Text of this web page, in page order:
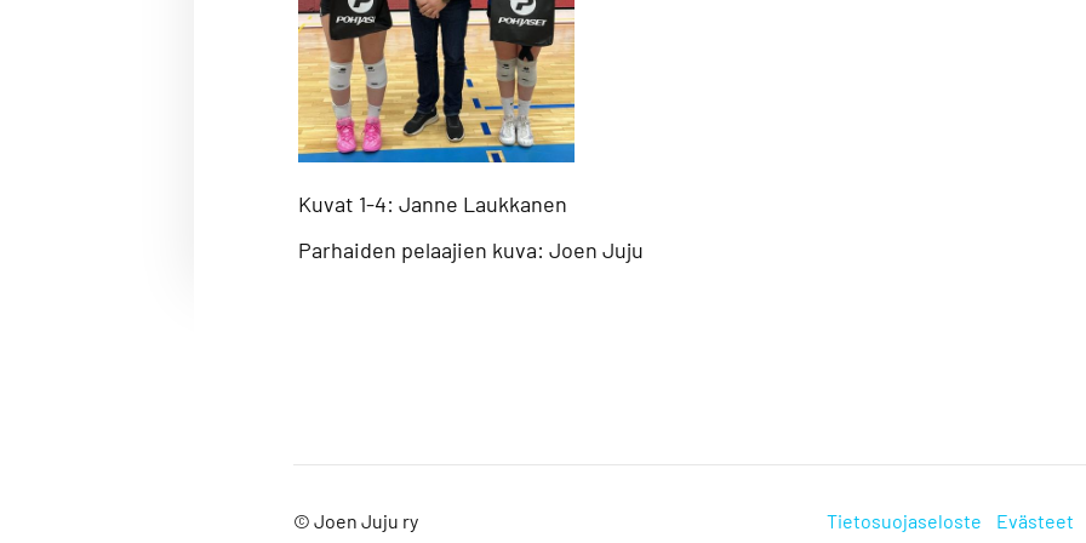
Kuvat 1-4: Janne Laukkanen
Parhaiden pelaajien kuva: Joen Juju
© Joen Juju ry Tietosuojaseloste
Evästeet